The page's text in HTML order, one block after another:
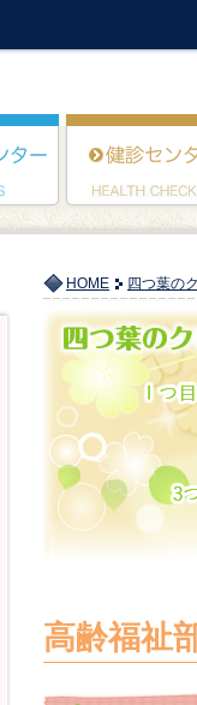
HOME 四つ葉の
高齢福祉